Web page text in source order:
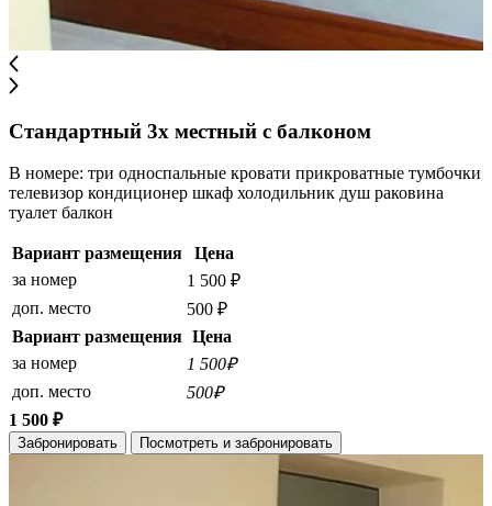
Стандартный 3х местный с балконом
В номере: три односпальные кровати прикроватные тумбочки
телевизор кондиционер шкаф холодильник душ раковина
туалет балкон
Вариант размещения
Цена
за номер
1 500 ₽
доп. место
500 ₽
Вариант размещения Цена
за номер
1 500₽
доп. место
500₽
1 500 ₽
Забронировать Посмотреть и забронировать